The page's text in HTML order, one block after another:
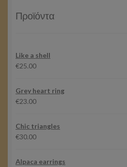
Προϊόντα
Like a shell
€25.00
Grey heart ring
€23.00
Chic triangles
€30.00
Alpaca earrings